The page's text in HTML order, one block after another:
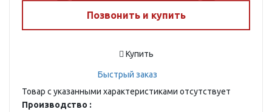
Позвонить и купить
Купить
Быстрый заказ
Товар с указанными характеристиками отсутствует
Производство :